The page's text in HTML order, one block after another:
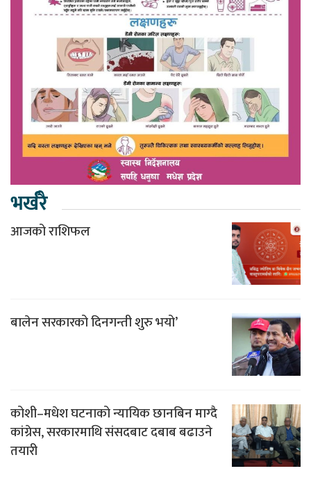
भर्खरै
आजको राशिफल
बालेन सरकारको दिनगन्ती शुरु भयो’
कोशी–मधेश घटनाको न्यायिक छानबिन माग्दै
कांग्रेस, सरकारमाथि संसदबाट दबाब बढाउने
तयारी